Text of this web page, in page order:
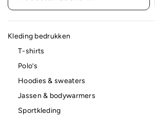
Kleding bedrukken
T-shirts
Polo’s
Hoodies & sweaters
Jassen & bodywarmers
Sportkleding